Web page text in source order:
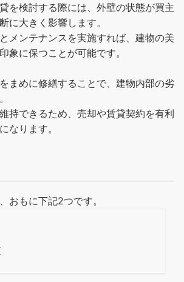
を検討する際には、外壁の状態が買主
に大きく影響します。
メンテナンスを実施すれば、建物の美
象に保つことが可能です。
まめに修繕することで、建物内部の劣
持できるため、売却や賃貸契約を有利
なります。
おもに下記2つです。